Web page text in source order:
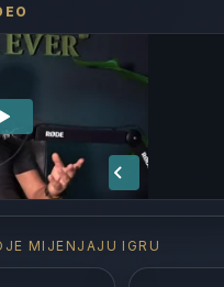
MIJENJAJU IGRU